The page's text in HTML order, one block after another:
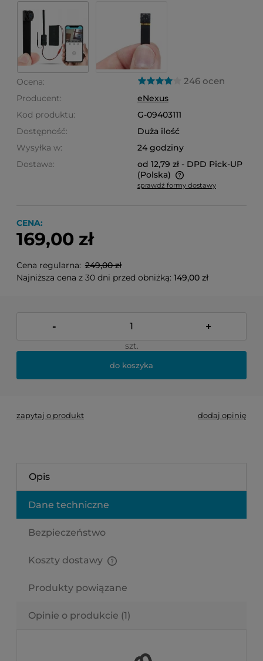
Ocena: 246 ocen
Producent:
eNexus
Kod produktu:
G-09403111
Dostępność:
Duża ilość
Wysyłka w:
24 godziny
Dostawa:
od 12,79 zł - DPD Pick-UP
(Polska)
Cena nie zawiera ewentualnych kosztów płatności
sprawdź formy dostawy
CENA:
169,00 zł
Cena regularna: 249,00 zł
Najniższa cena z 30 dni przed obniżką: 149,00 zł
- +
szt.
do koszyka
zapytaj o produkt dodaj opinię
Opis
Dane techniczne
Bezpieczeństwo
Koszty dostawy
Produkty powiązane
Opinie o produkcie (1)